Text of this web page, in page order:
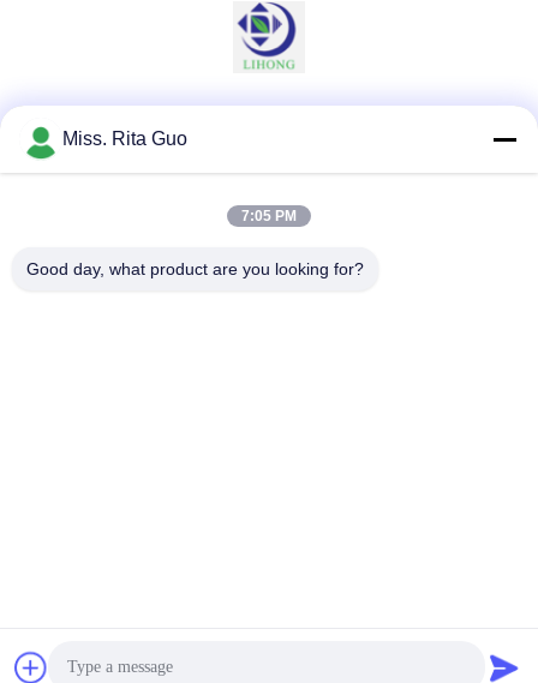
Les réseaux sociaux
CO., LTD . Tous Droites réservées.
Miss. Rita Guo
7:05 PM
Good day, what product are you looking for?